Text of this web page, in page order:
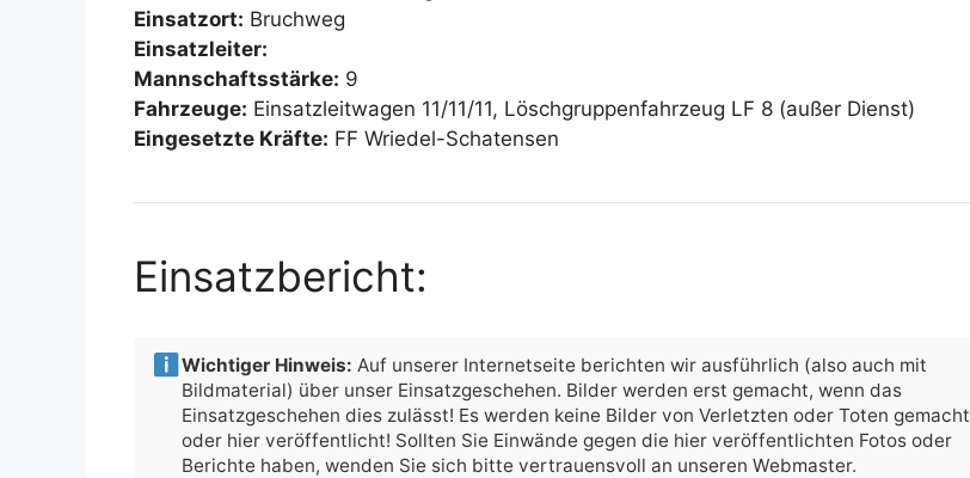
Einsatzort: Bruchweg
Einsatzleiter:
Mannschaftsstärke: 9
Fahrzeuge: Einsatzleitwagen 11/11/11, Löschgruppenfahrzeug LF 8 (außer Dienst)
Eingesetzte Kräfte: FF Wriedel-Schatensen
Einsatzbericht:
Wichtiger Hinweis: Auf unserer Internetseite berichten wir ausführlich (also auch mit
Bildmaterial) über unser Einsatzgeschehen. Bilder werden erst gemacht, wenn das
Einsatzgeschehen dies zulässt! Es werden keine Bilder von Verletzten oder Toten gemacht
oder hier veröffentlicht! Sollten Sie Einwände gegen die hier veröffentlichten Fotos oder
Berichte haben, wenden Sie sich bitte vertrauensvoll an unseren Webmaster.